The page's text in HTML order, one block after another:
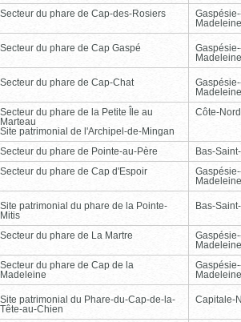
Secteur du phare de Cap-des-Rosiers
Madeleine
Secteur du phare de Cap Gaspé
Madeleine
Secteur du phare de Cap-Chat
Madeleine
Secteur du phare de la Petite Île au
Marteau
Site patrimonial de l'Archipel-de-Mingan
Côte-Nord
Secteur du phare de Pointe-au-Père Bas-
Secteur du phare de Cap d'Espoir
Madeleine
Site patrimonial du phare de la Pointe-
Mitis
Bas-
Secteur du phare de La Martre
Madeleine
Secteur du phare de Cap de la
Madeleine
Madeleine
Site patrimonial du Phare-du-Cap-de-la-
Tête-au-Chien
Capitale-